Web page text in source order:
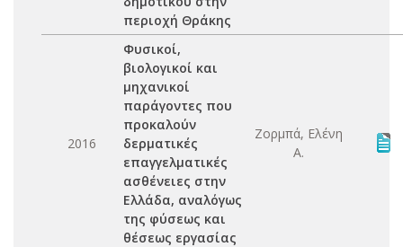
περιοχή Θράκης
2016
Φυσικοί,
βιολογικοί και
μηχανικοί
παράγοντες που
προκαλούν
δερματικές
επαγγελματικές
ασθένειες στην
Ελλάδα, αναλόγως
της φύσεως και
θέσεως εργασίας
Ζορμπά, Ελένη
Α.